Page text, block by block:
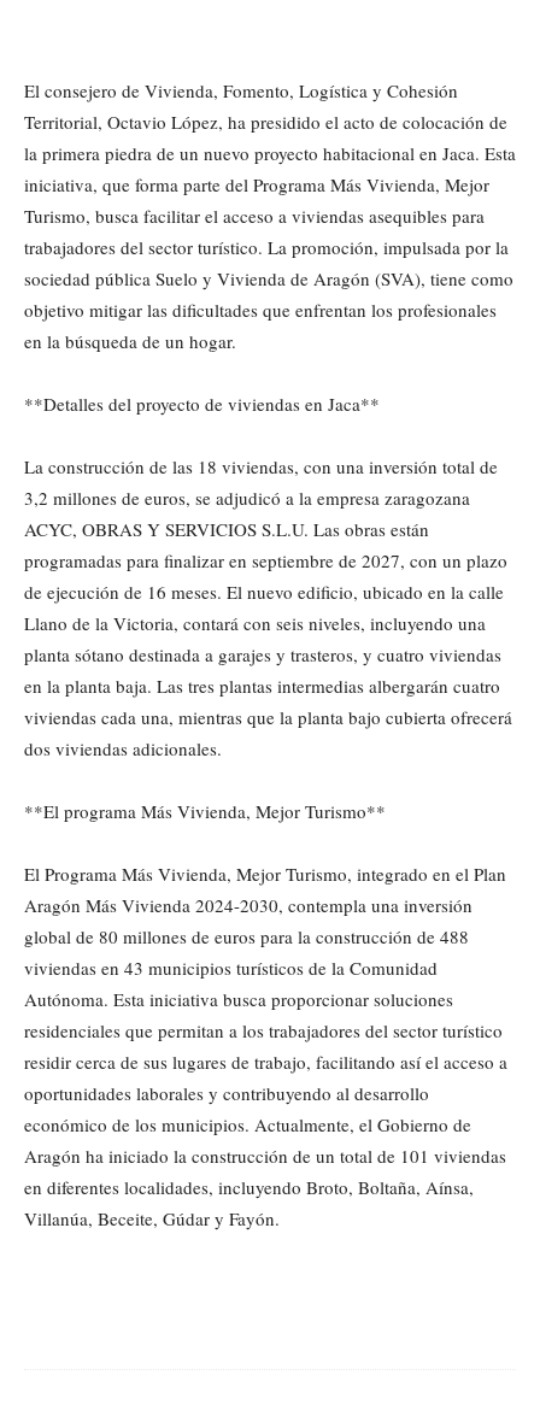
El consejero de Vivienda, Fomento, Logística y Cohesión
Territorial, Octavio López, ha presidido el acto de colocación de
la primera piedra de un nuevo proyecto habitacional en Jaca. Esta
iniciativa, que forma parte del Programa Más Vivienda, Mejor
Turismo, busca facilitar el acceso a viviendas asequibles para
trabajadores del sector turístico. La promoción, impulsada por la
sociedad pública Suelo y Vivienda de Aragón (SVA), tiene como
objetivo mitigar las dificultades que enfrentan los profesionales
en la búsqueda de un hogar.
**Detalles del proyecto de viviendas en Jaca**
La construcción de las 18 viviendas, con una inversión total de
3,2 millones de euros, se adjudicó a la empresa zaragozana
ACYC, OBRAS Y SERVICIOS S.L.U. Las obras están
programadas para finalizar en septiembre de 2027, con un plazo
de ejecución de 16 meses. El nuevo edificio, ubicado en la calle
Llano de la Victoria, contará con seis niveles, incluyendo una
planta sótano destinada a garajes y trasteros, y cuatro viviendas
en la planta baja. Las tres plantas intermedias albergarán cuatro
viviendas cada una, mientras que la planta bajo cubierta ofrecerá
dos viviendas adicionales.
**El programa Más Vivienda, Mejor Turismo**
El Programa Más Vivienda, Mejor Turismo, integrado en el Plan
Aragón Más Vivienda 2024-2030, contempla una inversión
global de 80 millones de euros para la construcción de 488
viviendas en 43 municipios turísticos de la Comunidad
Autónoma. Esta iniciativa busca proporcionar soluciones
residenciales que permitan a los trabajadores del sector turístico
residir cerca de sus lugares de trabajo, facilitando así el acceso a
oportunidades laborales y contribuyendo al desarrollo
económico de los municipios. Actualmente, el Gobierno de
Aragón ha iniciado la construcción de un total de 101 viviendas
en diferentes localidades, incluyendo Broto, Boltaña, Aínsa,
Villanúa, Beceite, Gúdar y Fayón.